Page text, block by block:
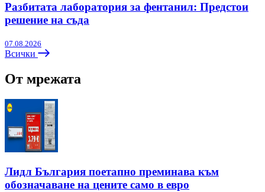
Разбитата лаборатория за фентанил: Предстои
решение на съда
07.08.2026
Всички
От мрежата
Лидл България поетапно преминава към
обозначаване на цените само в евро